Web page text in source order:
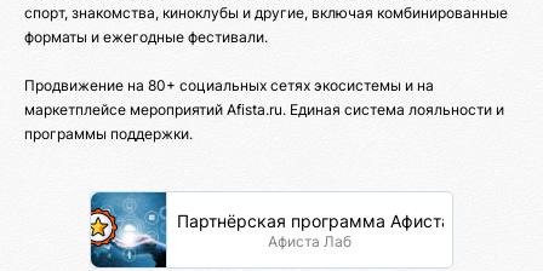
спорт, знакомства, киноклубы и другие, включая комбинированные
форматы и ежегодные фестивали.
Продвижение на 80+ социальных сетях экосистемы и на
маркетплейсе мероприятий Afista.ru. Единая система лояльности и
программы поддержки.
Партнёрская программа Афиста Лаб
Афиста Лаб